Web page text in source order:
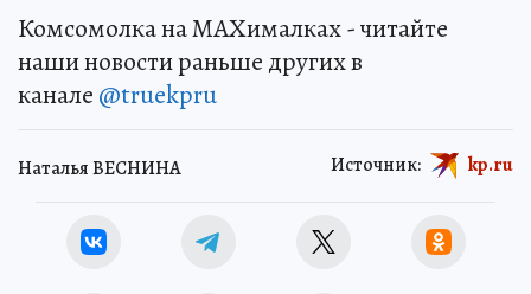
Комсомолка на MAXималках - читайте
наши новости раньше других в
канале @truekpru
Наталья ВЕСНИНА Источник: kp.ru